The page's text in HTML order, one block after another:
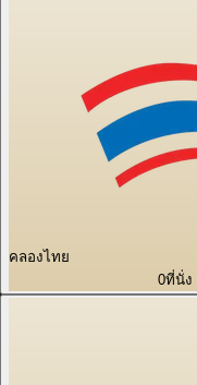
คลองไทย
0ที่นั่ง